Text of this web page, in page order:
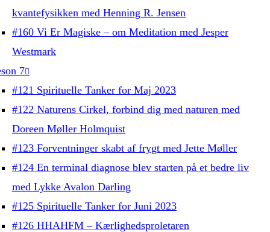
kvantefysikken med Henning R. Jensen
#160 Vi Er Magiske – om Meditation med Jesper
Westmark
7
#121 Spirituelle Tanker for Maj 2023
#122 Naturens Cirkel, forbind dig med naturen med
Doreen Møller Holmquist
#123 Forventninger skabt af frygt med Jette Møller
#124 En terminal diagnose blev starten på et bedre liv
med Lykke Avalon Darling
#125 Spirituelle Tanker for Juni 2023
#126 HHAHFM – Kærlighedsproletaren